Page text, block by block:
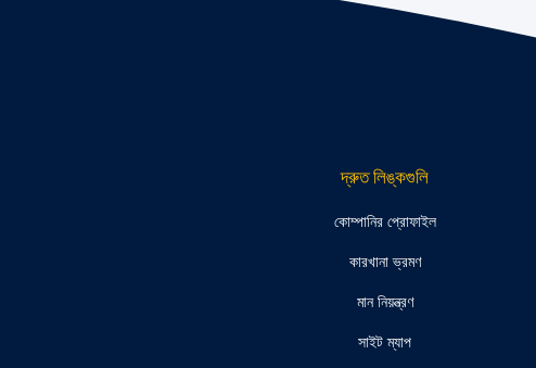
দ্রুত লিঙ্কগুলি
কোম্পানির প্রোফাইল
কারখানা ভ্রমণ
মান নিয়ন্ত্রণ
সাইট ম্যাপ